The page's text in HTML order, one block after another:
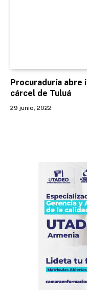
Procuraduría abre
cárcel de Tuluá
29 junio, 2022